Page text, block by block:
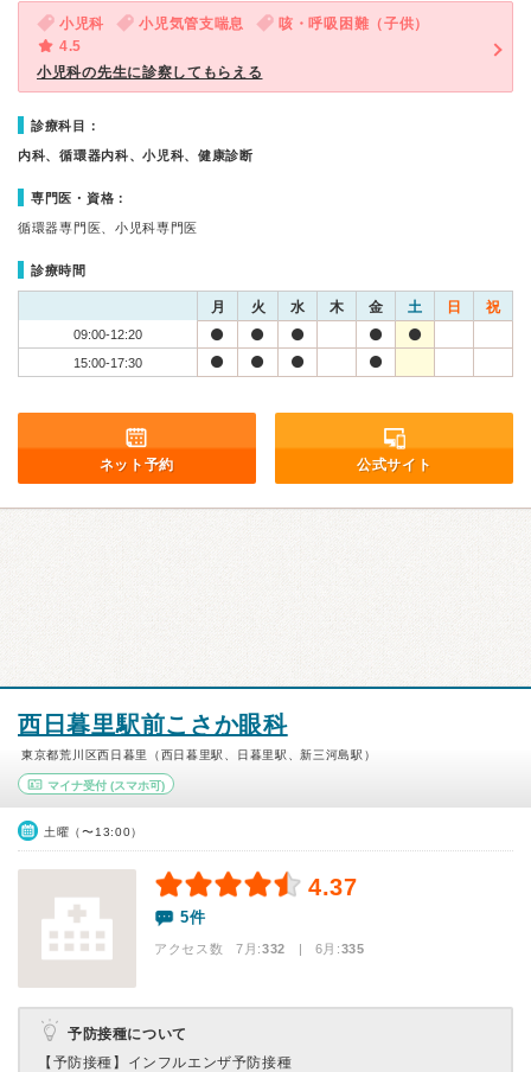
小児科 小児気管支喘息
咳・呼吸困難（子供）
4.5
小児科の先生に診察してもらえる
診療科目：
内科、循環器内科、小児科、健康診断
専門医・資格：
循環器専門医、小児科専門医
診療時間
月 火 水 木 金 土 日 祝
09:00-12:20
15:00-17:30
ネット予約 公式サイト
西日暮里駅前こさか眼科
東京都荒川区西日暮里（西日暮里駅、日暮里駅、新三河島駅）
マイナ受付 (スマホ可)
土曜（〜13:00）
4.37
5件
アクセス数 7月:332 | 6月:335
予防接種について
【予防接種】 インフルエンザ予防接種